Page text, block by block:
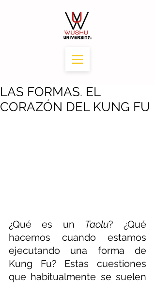
LAS FORMAS. EL
CORAZÓN DEL KUNG FU
¿Qué es un Taolu? ¿Qué
hacemos cuando estamos
ejecutando una forma de
Kung Fu? Estas cuestiones
que habitualmente se suelen